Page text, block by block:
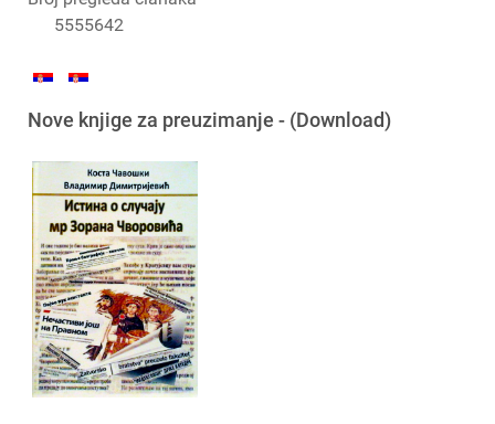
5555642
Nove knjige za preuzimanje - (Download)